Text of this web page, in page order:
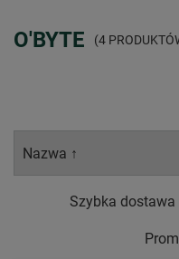
O'BYTE (4
Szybka dostawa